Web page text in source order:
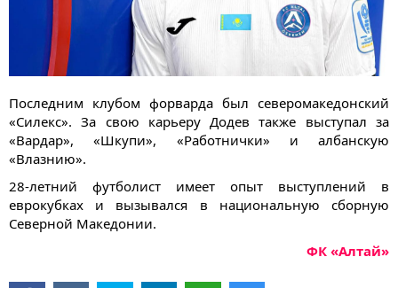
Последним клубом форварда был северомакедонский
«Силекс». За свою карьеру Додев также выступал за
«Вардар», «Шкупи», «Работнички» и албанскую
«Влазнию».
28-летний футболист имеет опыт выступлений в
еврокубках и вызывался в национальную сборную
Северной Македонии.
ФК «Алтай»